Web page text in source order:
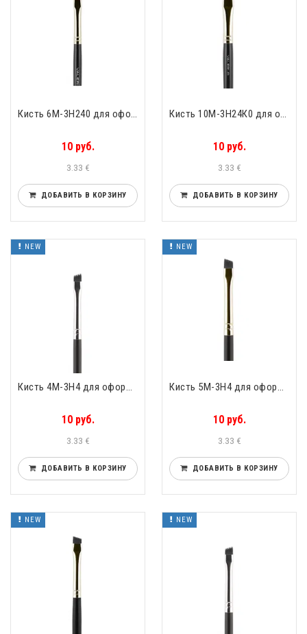
10 руб.
3.33 €
ДОБАВИТЬ В КОРЗИНУ
10 руб.
3.33 €
ДОБАВИТЬ В КОРЗИНУ
NEW
10 руб.
3.33 €
ДОБАВИТЬ В КОРЗИНУ
NEW
10 руб.
3.33 €
ДОБАВИТЬ В КОРЗИНУ
NEW NEW